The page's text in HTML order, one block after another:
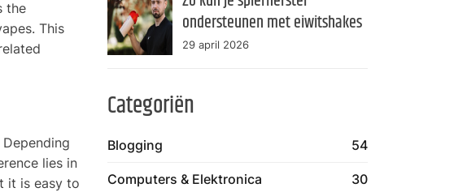
the
This
lies in
it is easy to
ondersteunen met eiwitshakes
29 april 2026
Categoriën
Blogging 54
Computers & Elektronica 30